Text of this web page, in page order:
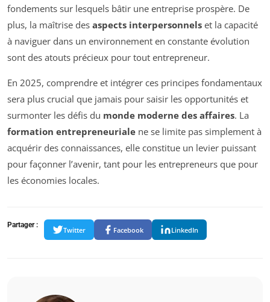
fondements sur lesquels bâtir une entreprise prospère. De
plus, la maîtrise des aspects interpersonnels et la capacité
à naviguer dans un environnement en constante évolution
sont des atouts précieux pour tout entrepreneur.
En 2025, comprendre et intégrer ces principes fondamentaux
sera plus crucial que jamais pour saisir les opportunités et
surmonter les défis du monde moderne des affaires. La
formation entrepreneuriale ne se limite pas simplement à
acquérir des connaissances, elle constitue un levier puissant
pour façonner l’avenir, tant pour les entrepreneurs que pour
les économies locales.
Partager :
Twitter Facebook LinkedIn